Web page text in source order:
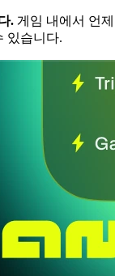
. 게임 내에서 언
있습니다.